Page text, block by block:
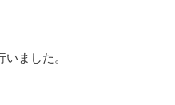
ました。